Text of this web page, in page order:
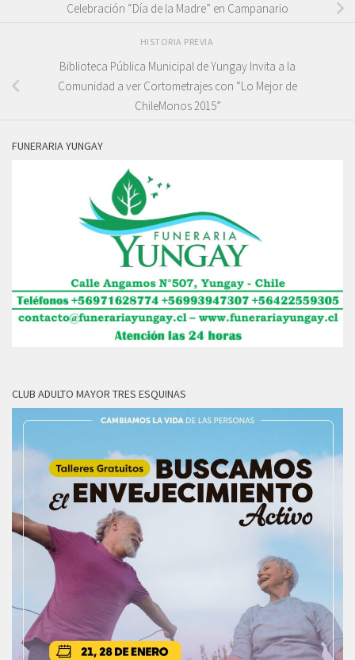
Celebración “Día de la Madre” en Campanario
HISTORIA PREVIA
Biblioteca Pública Municipal de Yungay Invita a la
Comunidad a ver Cortometrajes con “Lo Mejor de
ChileMonos 2015”
FUNERARIA YUNGAY
CLUB ADULTO MAYOR TRES ESQUINAS